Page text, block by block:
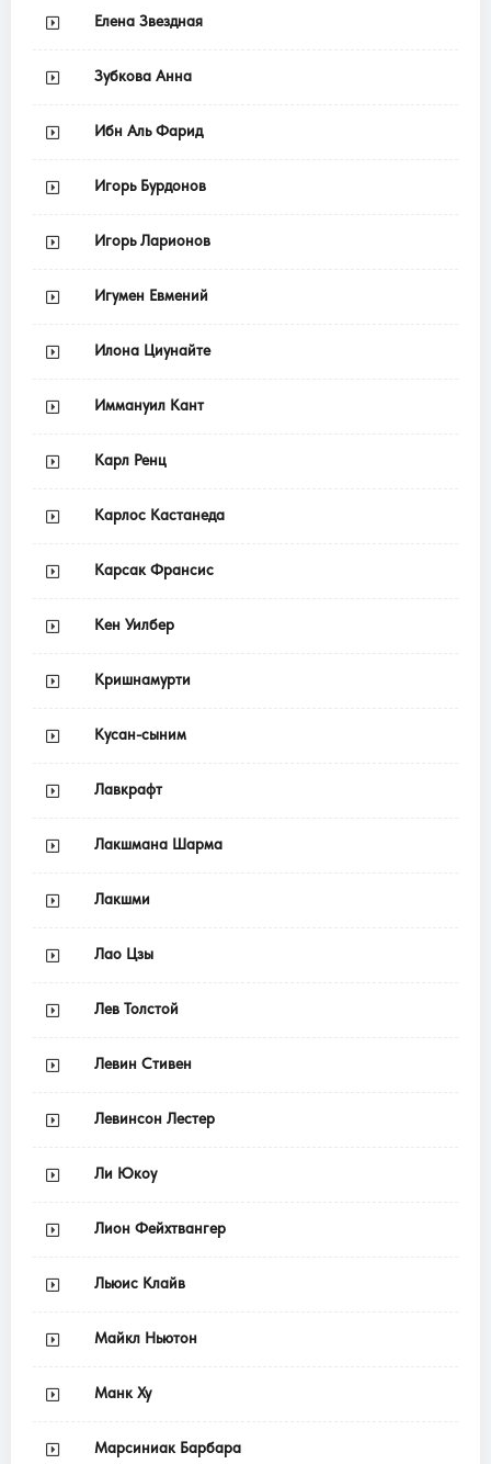
Елена Звездная
Зубкова Анна
Ибн Аль Фарид
Игорь Бурдонов
Игорь Ларионов
Игумен Евмений
Илона Циунайте
Иммануил Кант
Карл Ренц
Карлос Кастанеда
Карсак Франсис
Кен Уилбер
Кришнамурти
Кусан-сыним
Лавкрафт
Лакшмана Шарма
Лакшми
Лао Цзы
Лев Толстой
Левин Стивен
Левинсон Лестер
Ли Юкоу
Лион Фейхтвангер
Льюис Клайв
Майкл Ньютон
Манк Ху
Марсиниак Барбара